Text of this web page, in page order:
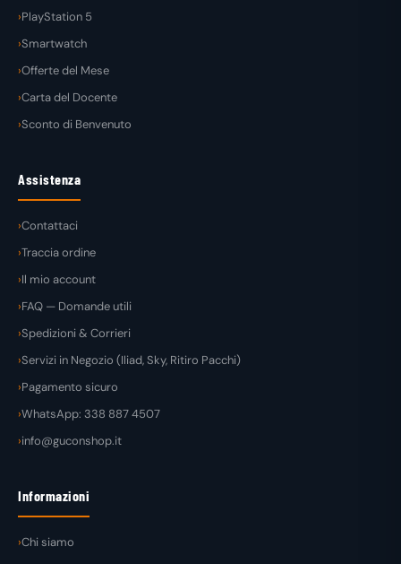
PlayStation 5
Smartwatch
Offerte del Mese
Carta del Docente
Sconto di Benvenuto
Assistenza
Contattaci
Traccia ordine
Il mio account
FAQ — Domande utili
Spedizioni & Corrieri
Servizi in Negozio (Iliad, Sky, Ritiro Pacchi)
Pagamento sicuro
WhatsApp: 338 887 4507
info@guconshop.it
Informazioni
Chi siamo